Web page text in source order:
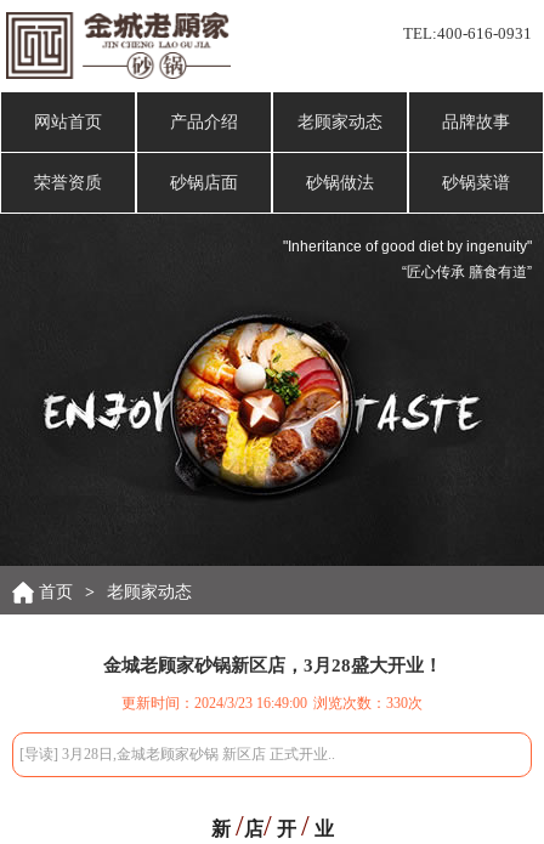
TEL:400-616-0931
网站首页 产品介绍 老顾家动态 品牌故事
荣誉资质 砂锅店面 砂锅做法 砂锅菜谱
"Inheritance of good diet by ingenuity"
“匠心传承 膳食有道”
首页 > 老顾家动态
金城老顾家砂锅新区店，3月28盛大开业！
更新时间：2024/3/23 16:49:00 浏览次数： 330次
[导读] 3月28日,金城老顾家砂锅 新区店 正式开业..
新 /店/ 开 / 业